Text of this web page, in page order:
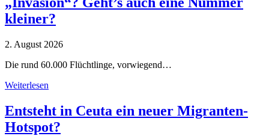
kleiner?
2. August 2026
Die rund 60.000 Flüchtlinge, vorwiegend…
Weiterlesen
Entsteht in Ceuta ein neuer Migranten-
Hotspot?